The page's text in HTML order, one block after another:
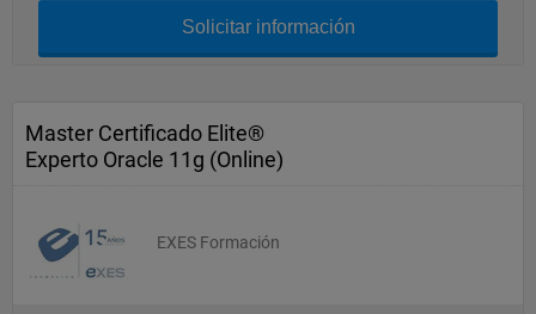
Solicitar información
Master Certificado Elite®
Experto Oracle 11g (Online)
EXES Formación